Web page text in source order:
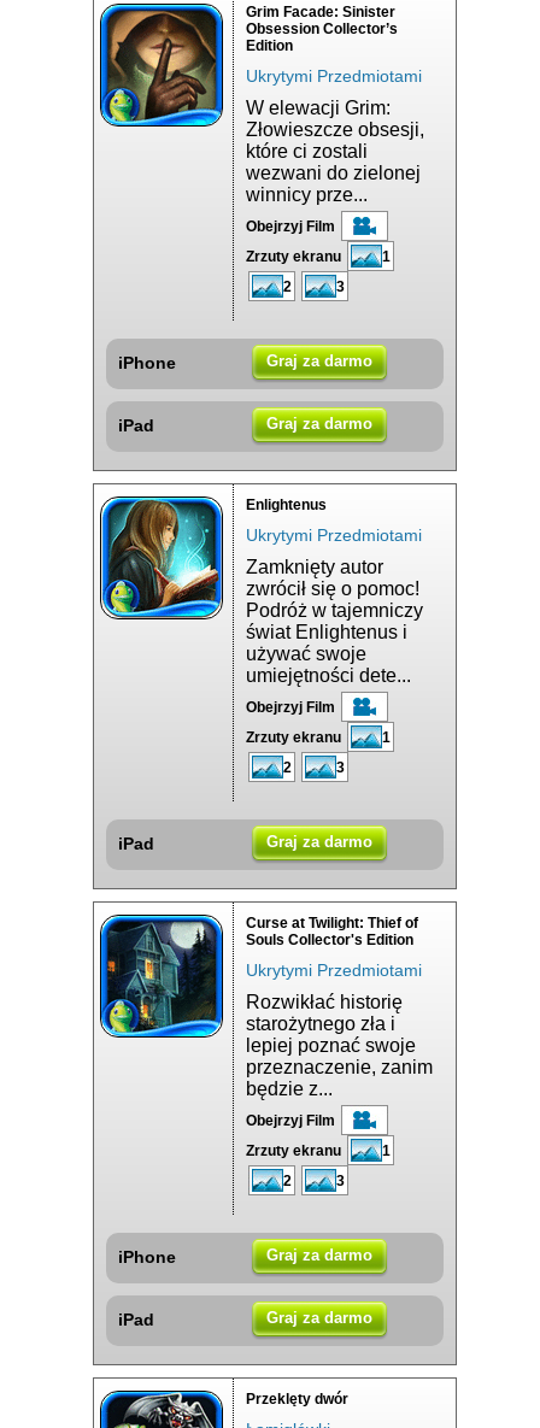
Grim Facade: Sinister
Obsession Collector’s
Edition
Ukrytymi Przedmiotami
W elewacji Grim:
Złowieszcze obsesji,
które ci zostali
wezwani do zielonej
winnicy prze...
Obejrzyj Film
Zrzuty ekranu
1
2
3
iPhone Graj za darmo
iPad Graj za darmo
Enlightenus
Ukrytymi Przedmiotami
Zamknięty autor
zwrócił się o pomoc!
Podróż w tajemniczy
świat Enlightenus i
używać swoje
umiejętności dete...
Obejrzyj Film
Zrzuty ekranu
1
2
3
iPad Graj za darmo
Curse at Twilight: Thief of
Souls Collector's Edition
Ukrytymi Przedmiotami
Rozwikłać historię
starożytnego zła i
lepiej poznać swoje
przeznaczenie, zanim
będzie z...
Obejrzyj Film
Zrzuty ekranu
1
2
3
iPhone Graj za darmo
iPad Graj za darmo
Przeklęty dwór